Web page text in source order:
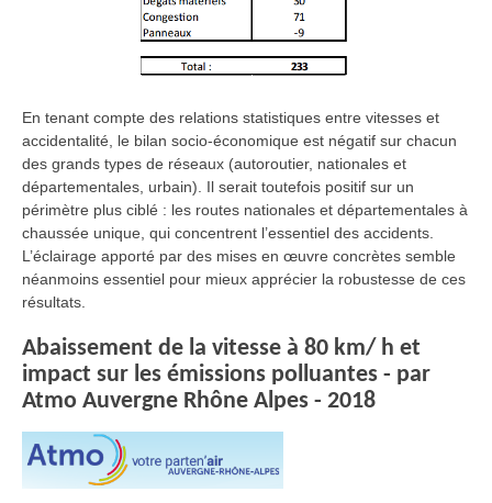
En tenant compte des relations statistiques entre vitesses et
accidentalité, le bilan socio-économique est négatif sur chacun
des grands types de réseaux (autoroutier, nationales et
départementales, urbain). Il serait toutefois positif sur un
périmètre plus ciblé : les routes nationales et départementales à
chaussée unique, qui concentrent l’essentiel des accidents.
L’éclairage apporté par des mises en œuvre concrètes semble
néanmoins essentiel pour mieux apprécier la robustesse de ces
résultats.
Abaissement de la vitesse à 80 km/ h et
impact sur les émissions polluantes - par
Atmo Auvergne Rhône Alpes - 2018